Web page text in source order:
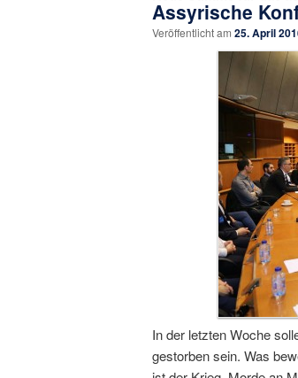
Assyrische
Veröffentlicht am 25. April
In der letzten Woche
gestorben sein. Was